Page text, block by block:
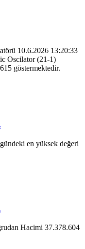
10.6.2026 13:20:33
Oscilator (21-1)
göstermektedir.
en yüksek değeri
Hacimi 37.378.604